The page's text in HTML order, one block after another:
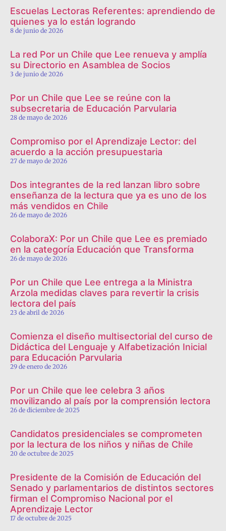
Escuelas Lectoras Referentes: aprendiendo de
quienes ya lo están logrando
8 de junio de 2026
La red Por un Chile que Lee renueva y amplía
su Directorio en Asamblea de Socios
3 de junio de 2026
Por un Chile que Lee se reúne con la
subsecretaria de Educación Parvularia
28 de mayo de 2026
Compromiso por el Aprendizaje Lector: del
acuerdo a la acción presupuestaria
27 de mayo de 2026
Dos integrantes de la red lanzan libro sobre
enseñanza de la lectura que ya es uno de los
más vendidos en Chile
26 de mayo de 2026
ColaboraX: Por un Chile que Lee es premiado
en la categoría Educación que Transforma
26 de mayo de 2026
Por un Chile que Lee entrega a la Ministra
Arzola medidas claves para revertir la crisis
lectora del país
23 de abril de 2026
Comienza el diseño multisectorial del curso de
Didáctica del Lenguaje y Alfabetización Inicial
para Educación Parvularia
29 de enero de 2026
Por un Chile que lee celebra 3 años
movilizando al país por la comprensión lectora
26 de diciembre de 2025
Candidatos presidenciales se comprometen
por la lectura de los niños y niñas de Chile
20 de octubre de 2025
Presidente de la Comisión de Educación del
Senado y parlamentarios de distintos sectores
firman el Compromiso Nacional por el
Aprendizaje Lector
17 de octubre de 2025